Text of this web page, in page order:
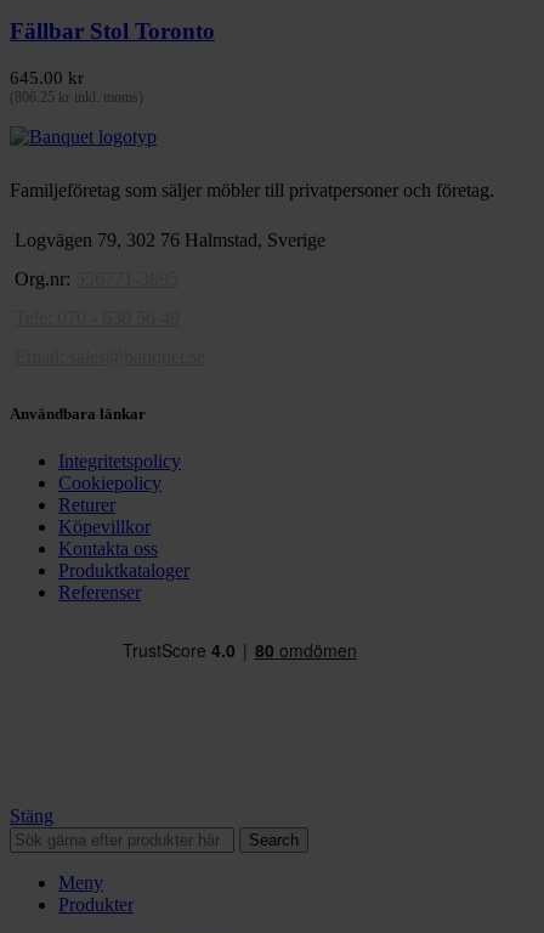
Fällbar Stol Toronto
645.00 kr
806.25 kr inkl. moms)
Familjeföretag som säljer möbler till privatpersoner och företag.
Logvägen 79, 302 76 Halmstad, Sverige
Org.nr:
Användbara länkar
Integritetspolicy
Cookiepolicy
Returer
Köpevillkor
Kontakta oss
Produktkataloger
Referenser
Stäng
Search
Meny
Produkter